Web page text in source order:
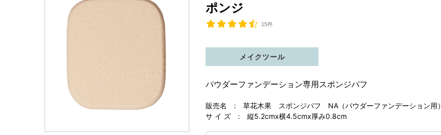
ポンジ
15件
販売名 : 草花木果 スポンジパフ NA（パウダーファンデーション用）
サ イ ズ : 縦5.2cmx横4.5cmx厚み0.8cm
メイクツール
パウダーファンデーション専用スポンジパフ